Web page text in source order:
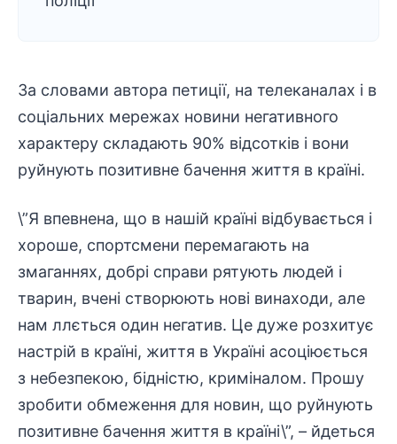
За словами автора петиції, на телеканалах і в
соціальних мережах новини негативного
характеру складають 90% відсотків і вони
руйнують позитивне бачення життя в країні.
\”Я впевнена, що в нашій країні відбувається і
хороше, спортсмени перемагають на
змаганнях, добрі справи рятують людей і
тварин, вчені створюють нові винаходи, але
нам ллється один негатив. Це дуже розхитує
настрій в країні, життя в Україні асоціюється
з небезпекою, бідністю, криміналом. Прошу
зробити обмеження для новин, що руйнують
позитивне бачення життя в країні\”, – йдеться